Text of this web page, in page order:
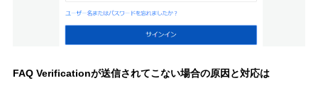
FAQ Verificationが送信されてこない場合の原因と対応は